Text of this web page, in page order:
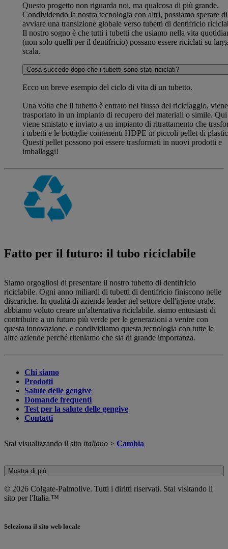
Questo progetto non riguarda noi, ma qualcosa di più grande.
Condividendo la nostra tecnologia con altri, possiamo sperare di
avviare una transizione globale verso tubetti di dentifricio
Il nostro sogno è che tutti i tubetti che usiamo nella vita
(non solo quelli per il dentifricio) possano essere riciclati su
scala.
Cosa succede dopo che i tubetti sono stati riciclati?
Ecco un breve esempio del ciclo di vita di un tubetto.
Una volta che il tubetto è entrato nel flusso del riciclaggio, viene
trasportato in un impianto di recupero dei materiali o simile. Qui
viene smistato e inviato a un impianto di ritrattamento che
i tubetti e le bottiglie contenenti HDPE in piccoli pellet di
Questi pellet possono poi essere trasformati in nuovi prodotti e
imballaggi!
Fatto per il futuro: il tubo riciclabile
Siamo orgogliosi di presentare il nostro tubetto di dentifricio
riciclabile. Ogni anno miliardi di tubetti di dentifricio finiscono nelle
discariche. In qualità di azienda leader nel settore dell'igiene orale,
abbiamo voluto creare un'alternativa riciclabile. siamo entusiasti di
contribuire a un futuro più verde per le generazioni a venire con
questa innovazione. e condividiamo questa tecnologia con tutte le
altre aziende perché riteniamo che sia di grande importanza.
Chi siamo
Prodotti
Salute delle gengive
Domande frequenti
Test per la salute delle gengive
Contatti
Stai visualizzando il sito italiano > Cambia
Mostra di più
© 2026 Colgate-Palmolive. Tutti i diritti riservati. Stai visitando il
sito per l'Italia.™
Seleziona il sito web locale